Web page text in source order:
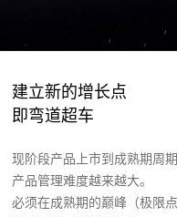
建立新的增长点
即弯道超车
现阶段产品上市到成熟期周
产品管理难度越来越大。
必须在成熟期的巅峰（极限